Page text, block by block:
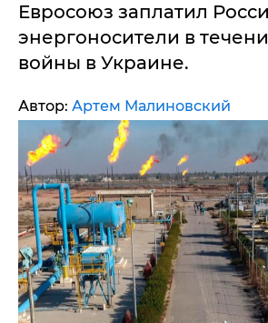
Евросоюз заплатил
энергоносители в
войны в Украине.
Автор: Артем Малиновский